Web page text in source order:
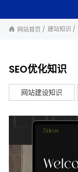
网站首页 建站知识
SEO优化知识
网站建设知识